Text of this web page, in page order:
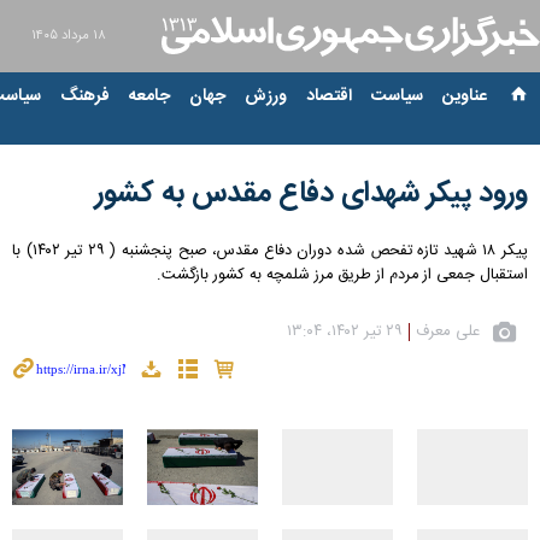
۱۸ مرداد ۱۴۰۵
عناوین‌ سیاست اقتصاد ورزش جهان جامعه فرهنگ
ورود پیکر شهدای دفاع مقدس به کشور
پیکر ۱۸ شهید تازه تفحص شده دوران دفاع مقدس، صبح پنجشنبه ( ۲۹ تیر ۱۴۰۲) با
استقبال جمعی از مردم از طریق مرز شلمچه به کشور بازگشت.
علی معرف ۲۹ تیر ۱۴۰۲، ۱۳:۰۴